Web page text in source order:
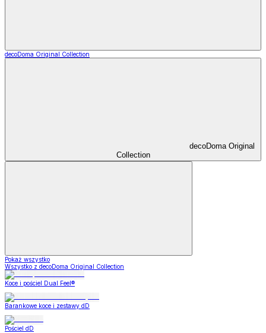
decoDoma Original Collection
decoDoma Original
Collection
Pokaż wszystko
Wszystko z decoDoma Original Collection
Koce i pościel Dual Feel®
Barankowe koce i zestawy dD
Pościel dD